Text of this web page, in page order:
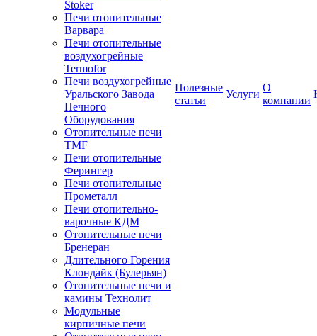
Stoker
Печи отопительные
Варвара
Печи отопительные
воздухогрейные
Termofor
Печи воздухогрейные
Уральского Завода
Печного
Оборудования
Отопительные печи
TMF
Печи отопительные
Ферингер
Печи отопительные
Прометалл
Печи отопительно-
варочные КДМ
Отопительные печи
Бренеран
Длительного Горения
Клондайк (Булерьян)
Отопительные печи и
камины Технолит
Модульные
кирпичные печи
Полезные
статьи
Услуги
О
компании